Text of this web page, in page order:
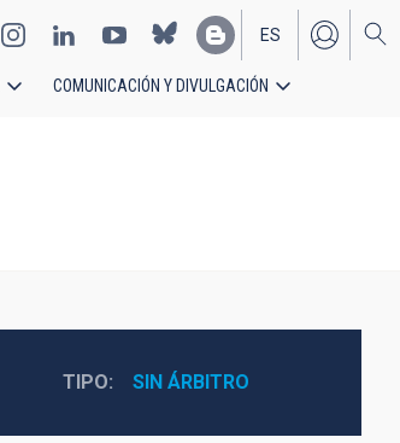
EN
ES
COMUNICACIÓN Y DIVULGACIÓN
TIPO SIN ÁRBITRO